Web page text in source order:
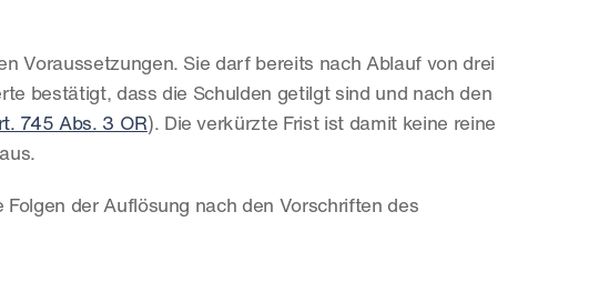
Voraussetzungen. Sie darf bereits nach Ablauf von drei
bestätigt, dass die Schulden getilgt sind und nach den
745 Abs. 3 OR). Die verkürzte Frist ist damit keine reine
der Auflösung nach den Vorschriften des